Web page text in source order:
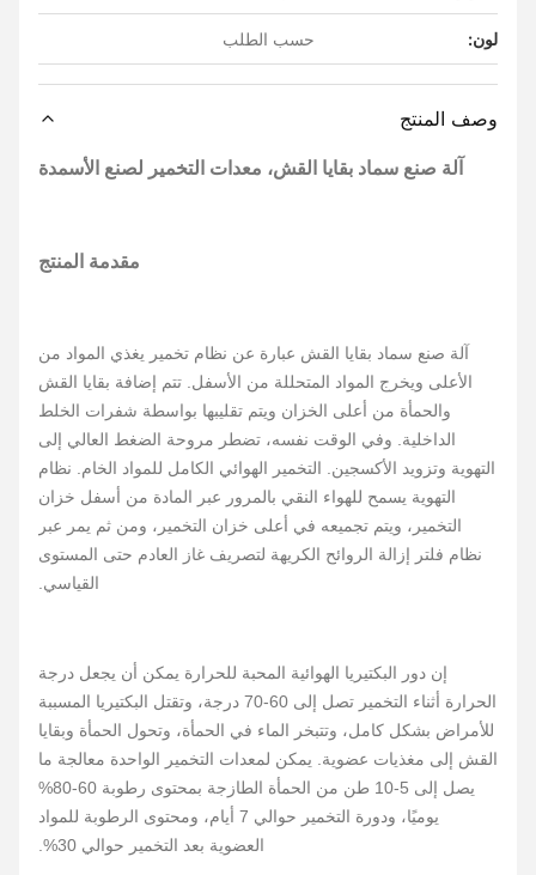
حسب الطلب
وصف المنتج
آلة صنع سماد بقايا القش، معدات التخمير لصنع الأسمدة
مقدمة المنتج
آلة صنع سماد بقايا القش عبارة عن نظام تخمير يغذي المواد من
الأعلى ويخرج المواد المتحللة من الأسفل. تتم إضافة بقايا القش
والحمأة من أعلى الخزان ويتم تقليبها بواسطة شفرات الخلط
الداخلية. وفي الوقت نفسه، تضطر مروحة الضغط العالي إلى
التهوية وتزويد الأكسجين. التخمير الهوائي الكامل للمواد الخام. نظام
التهوية يسمح للهواء النقي بالمرور عبر المادة من أسفل خزان
التخمير، ويتم تجميعه في أعلى خزان التخمير، ومن ثم يمر عبر
نظام فلتر إزالة الروائح الكريهة لتصريف غاز العادم حتى المستوى
القياسي.
إن دور البكتيريا الهوائية المحبة للحرارة يمكن أن يجعل درجة
الحرارة أثناء التخمير تصل إلى 60-70 درجة، وتقتل البكتيريا المسببة
للأمراض بشكل كامل، وتتبخر الماء في الحمأة، وتحول الحمأة وبقايا
القش إلى مغذيات عضوية. يمكن لمعدات التخمير الواحدة معالجة ما
يصل إلى 5-10 طن من الحمأة الطازجة بمحتوى رطوبة 60-80%
يوميًا، ودورة التخمير حوالي 7 أيام، ومحتوى الرطوبة للمواد
العضوية بعد التخمير حوالي 30%.